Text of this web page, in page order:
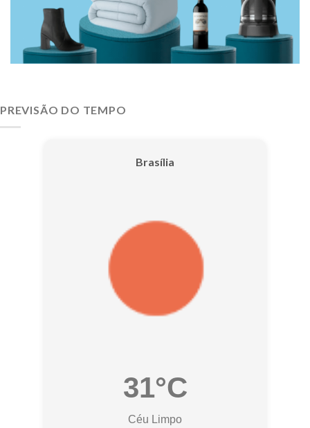
PREVISÃO DO TEMPO
Brasília
31°C
Céu Limpo